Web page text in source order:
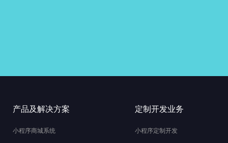
产品及解决方案
小程序商城系统
定制开发业务
小程序定制开发